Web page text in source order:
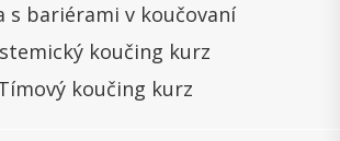
s bariérami v koučovaní
koučing kurz
koučing kurz